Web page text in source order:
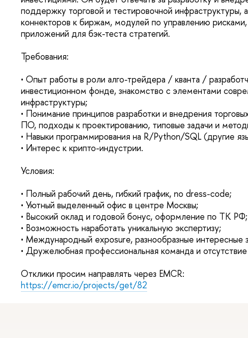
поддержку торговой и тестировочной
коннекторов к биржам, модулей по управлению
приложений для бэк-теста стратегий.
Требования:
• Опыт работы в роли алго-трейдера / кванта /
инвестиционном фонде, знакомство с элементами
инфраструктуры;
• Понимание принципов разработки и внедрения
ПО, подходы к проектированию, типовые задачи и
• Навыки программирования на R/Python/SQL (другие
• Интерес к крипто-индустрии.
Условия:
• Полный рабочий день, гибкий график, no dress-code;
• Уютный выделенный офис в центре Москвы;
• Высокий оклад и годовой бонус, оформление по ТК РФ;
• Возможность наработать уникальную экспертизу;
• Международный exposure, разнообразные интересные
• Дружелюбная профессиональная команда и
Отклики просим направлять через EMCR:
https://emcr.io/projects/get/82